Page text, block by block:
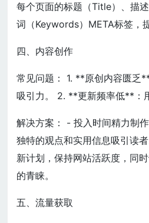
每个页面的标题（Title）、描
词（Keywords）META标签，
四、内容创作
常见问题： 1. **原创内容匮乏
吸引力。 2. **更新频率低**：
解决方案： - 投入时间精力制
独特的观点和实用信息吸引读
新计划，保持网站活跃度，同
的青睐。
五、流量获取